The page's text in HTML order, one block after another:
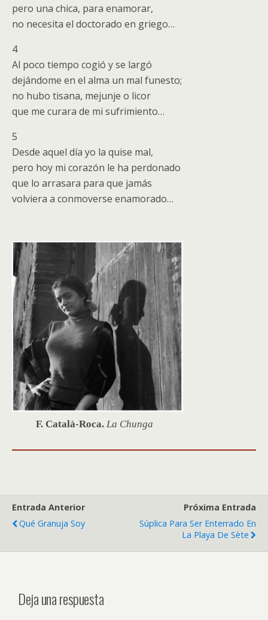
pero una chica, para enamorar,
no necesita el doctorado en griego…
4
Al poco tiempo cogió y se largó
dejándome en el alma un mal funesto;
no hubo tisana, mejunje o licor
que me curara de mi sufrimiento…
5
Desde aquel día yo la quise mal,
pero hoy mi corazón le ha perdonado
que lo arrasara para que jamás
volviera a conmoverse enamorado…
F. Català-Roca. La Chunga
Entrada Anterior
Qué Granuja Soy
Próxima Entrada
Súplica Para Ser Enterrado En
La Playa De Sète
Deja una respuesta